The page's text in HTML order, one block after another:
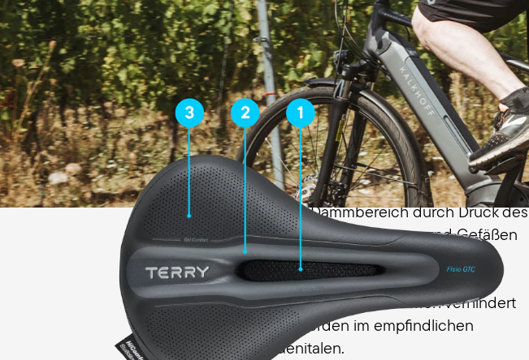
Verhindert Sitzdruck und Taubheitsgefühle
Bei Männern kann es im Dammbereich durch Druck des
Sattels zu einer Kompression von Nerven und Gefäßen
kommen. Dies führt häufig zu Taubheitsgefühlen. Die
speziell der männlichen Anatomie angepasste
Entlastungsöffnung des Terry Fisio Gel Men verhindert
diese typischen Beschwerden im empfindlichen
Dammbereich und Genitalen.